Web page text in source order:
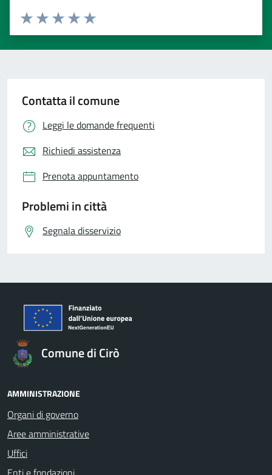
Valuta 5 stelle su 5
Valuta 4 stelle su 5
Valuta 3 stelle su 5
Valuta 2 stelle su 5
Valuta 1 stelle su 5
Contatta il comune
Leggi le domande frequenti
Richiedi assistenza
Prenota appuntamento
Problemi in città
Segnala disservizio
Comune di Cirò
AMMINISTRAZIONE
Organi di governo
Aree amministrative
Uffici